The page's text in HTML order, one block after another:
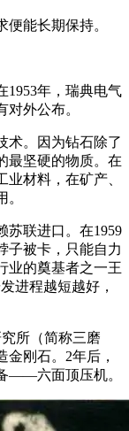
能长期保持。
1953年，瑞典电气
外公布。
术。因为钻石除了
最坚硬的物质。在
材料，在矿产、
苏联进口。在1959
子被卡，只能自力
业的奠基者之一王
进程越短越好，
所（简称三磨
刚石。2年后，
——六面顶压机。